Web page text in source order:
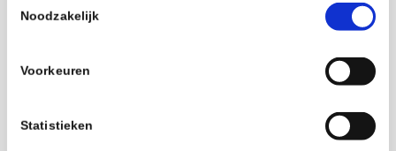
Noodzakelijk
Voorkeuren
Statistieken